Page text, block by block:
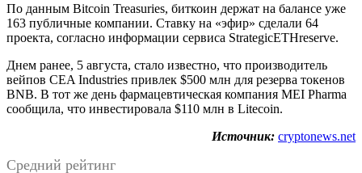
По данным Bitcoin Treasuries, биткоин держат на балансе уже
163 публичные компании. Ставку на «эфир» сделали 64
проекта, согласно информации сервиса StrategicETHreserve.
Днем ранее, 5 августа, стало известно, что производитель
вейпов CEA Industries привлек $500 млн для резерва токенов
BNB. В тот же день фармацевтическая компания MEI Pharma
сообщила, что инвестировала $110 млн в Litecoin.
Источник: cryptonews.net
Средний рейтинг